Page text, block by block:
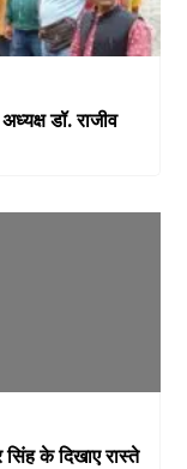
डॉ. राजीव
के दिखाए रास्ते